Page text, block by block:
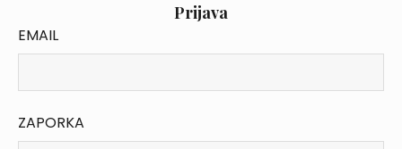
Prijava
EMAIL
ZAPORKA